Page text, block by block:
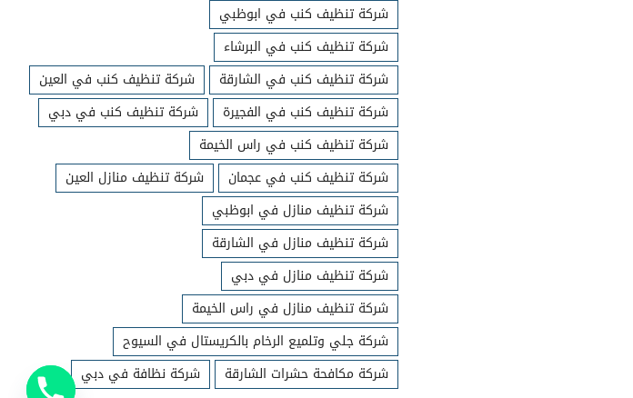
شركة تنظيف كنب في ابوظبي
شركة تنظيف كنب في البرشاء
شركة تنظيف كنب في الشارقة
شركة تنظيف كنب في العين
شركة تنظيف كنب في الفجيرة
شركة تنظيف كنب في دبي
شركة تنظيف كنب في راس الخيمة
شركة تنظيف كنب في عجمان
شركة تنظيف منازل العين
شركة تنظيف منازل في ابوظبي
شركة تنظيف منازل في الشارقة
شركة تنظيف منازل في دبي
شركة تنظيف منازل في راس الخيمة
شركة جلي وتلميع الرخام بالكريستال في السيوح
شركة مكافحة حشرات الشارقة
شركة نظافة في دبي